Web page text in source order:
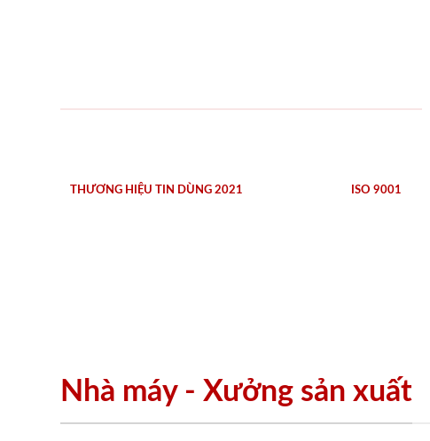
THƯƠNG HIỆU TIN DÙNG 2021 ISO 9001
Nhà máy - Xưởng sản xuất